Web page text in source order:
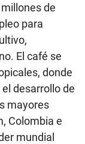
de
para
El café se
donde
desarrollo de
mayores
Colombia e
mundial